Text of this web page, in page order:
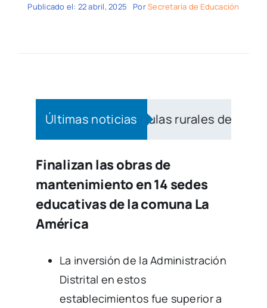
Publicado el: 22 abril, 2025 PorSecretaría de Educación
Últimas noticias
a las aulas rurales de Medellín
Finalizan las obras de
mantenimiento en 14 sedes
educativas de la comuna La
América
La inversión de la Administración
Distrital en estos
establecimientos fue superior a